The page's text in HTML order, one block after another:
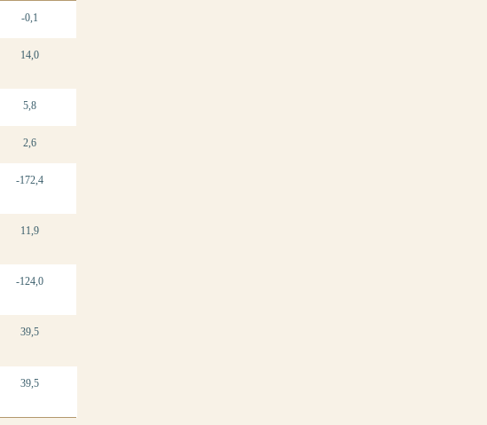
-0,1
14,0
5,8
2,6
-172,4
11,9
-124,0
39,5
39,5